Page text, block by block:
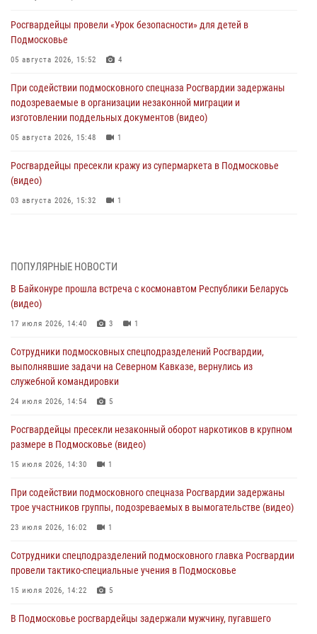
Росгвардейцы провели «Урок безопасности» для детей в
Подмосковье
05 августа 2026, 15:52 4
При содействии подмосковного спецназа Росгвардии задержаны
подозреваемые в организации незаконной миграции и
изготовлении поддельных документов (видео)
05 августа 2026, 15:48 1
Росгвардейцы пресекли кражу из супермаркета в Подмосковье
(видео)
03 августа 2026, 15:32 1
03 августа 2026, 15:08 1
В Подмосковье отметили годовщину со Дня образования ОМОН
«Пересвет»
02 августа 2026, 18:01
Офицер подмосковного главка Росгвардии стал гостем эфира
«Радио 1»
01 августа 2026, 17:57
крупную сумму в Подмосковье
31 июля 2026, 13:00
действиях в Подмосковье (видео)
31 июля 2026, 09:00
ПОПУЛЯРНЫЕ НОВОСТИ
В Байконуре прошла встреча с космонавтом Республики Беларусь
(видео)
17 июля 2026, 14:40 3 1
Сотрудники подмосковных спецподразделений Росгвардии,
выполнявшие задачи на Северном Кавказе, вернулись из
служебной командировки
24 июля 2026, 14:54 5
Росгвардейцы пресекли незаконный оборот наркотиков в крупном
размере в Подмосковье (видео)
15 июля 2026, 14:30 1
При содействии подмосковного спецназа Росгвардии задержаны
трое участников группы, подозреваемых в вымогательстве (видео)
23 июля 2026, 16:02 1
Сотрудники спецподразделений подмосковного главка Росгвардии
провели тактико-специальные учения в Подмосковье
15 июля 2026, 14:22 5
В Подмосковье росгвардейцы задержали мужчину, пугавшего